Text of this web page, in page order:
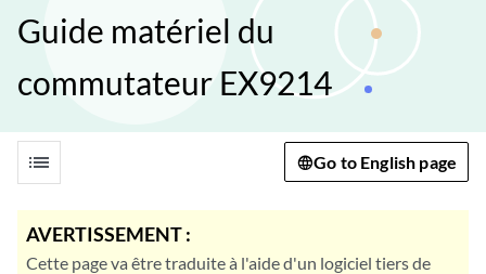
Guide matériel du
commutateur EX9214
list Go to English page
AVERTISSEMENT :
Cette page va être traduite à l'aide d'un logiciel tiers de